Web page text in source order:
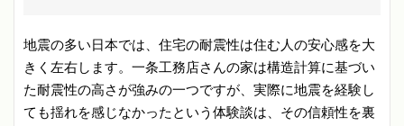
地震の多い日本では、住宅の耐震性は住む人の安心感を大
きく左右します。一条工務店さんの家は構造計算に基づい
た耐震性の高さが強みの一つですが、実際に地震を経験し
ても揺れを感じなかったという体験談は、その信頼性を裏